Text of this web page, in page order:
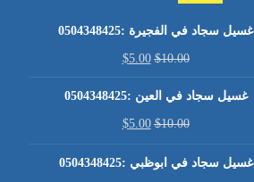
غسيل سجاد في الفجيرة :0504348425
$10.00
$5.00
غسيل سجاد في العين :0504348425
$10.00
$5.00
غسيل سجاد في ابوظبي :0504348425